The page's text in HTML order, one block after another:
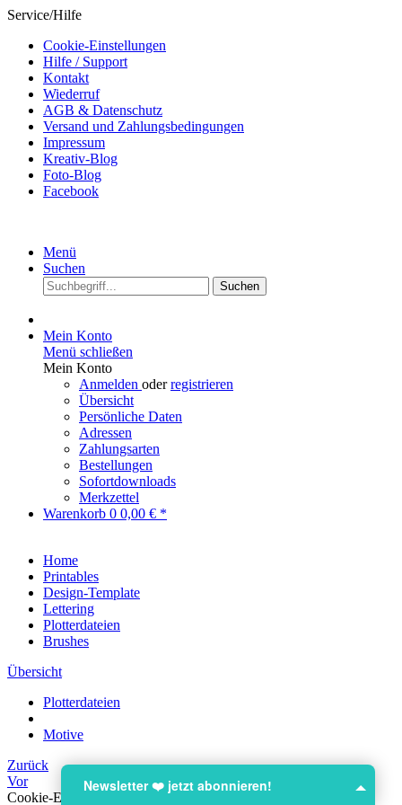
Newsletter ❤️ jetzt abonnieren!
Service/Hilfe
Cookie-Einstellungen
Hilfe / Support
Kontakt
Wiederruf
AGB & Datenschutz
Versand und Zahlungsbedingungen
Impressum
Kreativ-Blog
Foto-Blog
Facebook
Menü
Suchen
Suchen
Mein Konto
Menü schließen
Mein Konto
Anmelden oderregistrieren
Übersicht
Persönliche Daten
Adressen
Zahlungsarten
Bestellungen
Sofortdownloads
Merkzettel
Warenkorb 0 0,00 € *
Home
Printables
Design-Template
Lettering
Plotterdateien
Brushes
Übersicht
Plotterdateien
Motive
Zurück
Vor
Cookie-Einstellungen